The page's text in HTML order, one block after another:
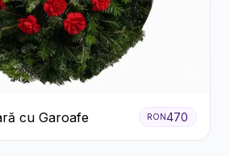
cu Garoafe RON 470